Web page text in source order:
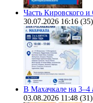
Часть Кировского
30.07.2026 16:16 (35)
В Махачкале на 3–4
03.08.2026 11:48 (31)